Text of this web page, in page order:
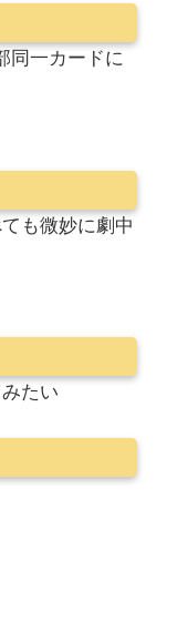
同一カードに
も微妙に劇中
たい